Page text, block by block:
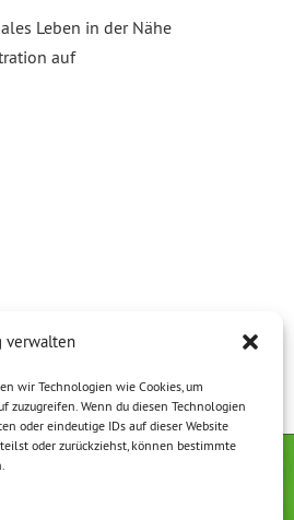
verwalten
wir Technologien wie Cookies, um
zuzugreifen. Wenn du diesen Technologien
oder eindeutige IDs auf dieser Website
oder zurückziehst, können bestimmte
Leben in der Nähe
auf